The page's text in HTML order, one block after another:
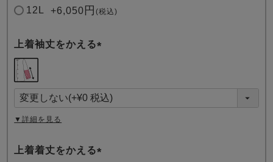
12L +6,050 税込
上着袖丈をかえる
須
)
▼詳細を見る
上着着丈をかえる